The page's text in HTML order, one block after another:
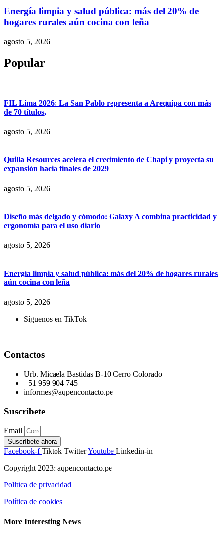
Energía limpia y salud pública: más del 20% de
hogares rurales aún cocina con leña
agosto 5, 2026
Popular
FIL Lima 2026: La San Pablo representa a Arequipa con más
de 70 títulos,
agosto 5, 2026
Quilla Resources acelera el crecimiento de Chapi y proyecta su
expansión hacia finales de 2029
agosto 5, 2026
Diseño más delgado y cómodo: Galaxy A combina practicidad y
ergonomía para el uso diario
agosto 5, 2026
Energía limpia y salud pública: más del 20% de hogares rurales
aún cocina con leña
agosto 5, 2026
Síguenos en TikTok
Contactos
Urb. Micaela Bastidas B-10 Cerro Colorado
+51 959 904 745
informes@aqpencontacto.pe
Suscríbete
Email
Suscríbete ahora
Facebook-f Tiktok TwitterYoutube Linkedin-in
Copyright 2023: aqpencontacto.pe
Política de privacidad
Política de cookies
More Interesting News